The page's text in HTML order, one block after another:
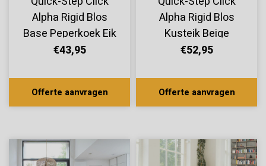
Alpha Rigid Blos
Base Peperkoek Eik
AVSPT40278
€43,95
Offerte aanvragen
Alpha Rigid Blos
Kusteik Beige
AVSPU40321
€52,95
Offerte aanvragen